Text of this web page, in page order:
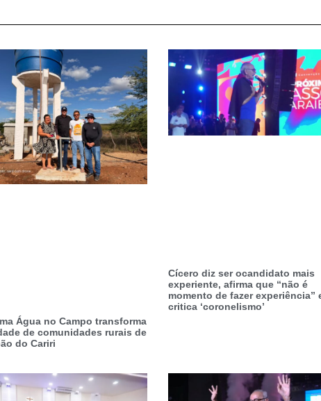
Água no Campo transforma
de comunidades rurais de
do Cariri
Cícero diz ser ocandidato mais
experiente, afirma que “não é
momento de fazer experiência”
critica ‘coronelismo’